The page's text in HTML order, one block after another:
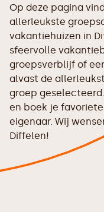
Op deze pagina
allerleukste
vakantiehuizen in
sfeervolle
groepsverblijf of
alvast de
groep
en boek je
eigenaar. Wij
Diffelen!